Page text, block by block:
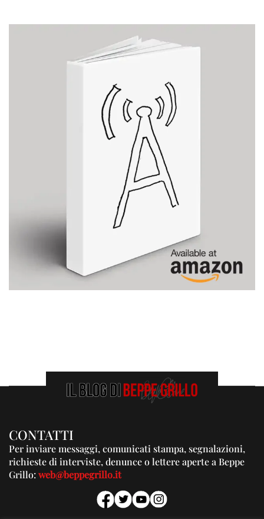
CONTATTI
Per inviare messaggi, comunicati stampa, segnalazioni,
richieste di interviste, denunce o lettere aperte a Beppe
Grillo:web@beppegrillo.it